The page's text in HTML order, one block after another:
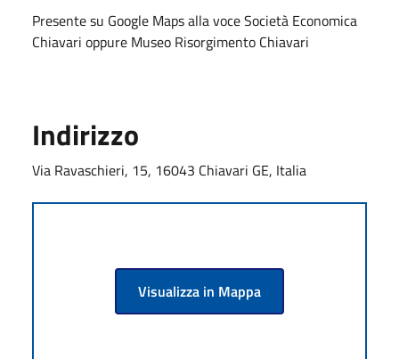
Presente su Google Maps alla voce Società Economica
Chiavari oppure Museo Risorgimento Chiavari
Indirizzo
Via Ravaschieri, 15, 16043 Chiavari GE, Italia
Visualizza in Mappa